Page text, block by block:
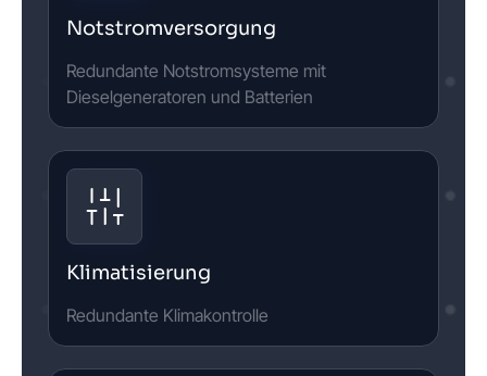
Notstromversorgung
Redundante Notstromsysteme mit
Dieselgeneratoren und Batterien
Klimatisierung
Redundante Klimakontrolle